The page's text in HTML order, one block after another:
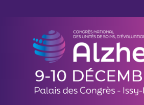
principal